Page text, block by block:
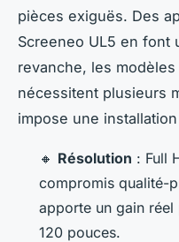
pièces exiguës. Des
Screeneo UL5 en font
revanche, les
nécessitent plusieurs
impose une
🔸 Résolution : Full
compromis qualité-
apporte un gain
120 pouces.